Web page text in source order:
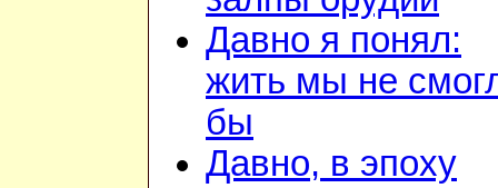
Давно я понял:
жить мы не
бы
Давно, в эпоху